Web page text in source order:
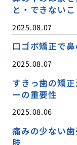
と・できないこ
2025.08.07
口ゴボ矯正で
2025.08.07
すきっ歯の矯
ーの重要性
2025.08.06
痛みの少ない
肢